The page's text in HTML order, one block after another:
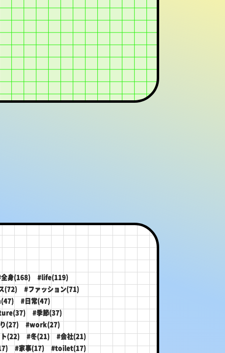
身(168)
#life(119)
(72)
#ファッション(71)
#日常(47)
#季節(37)
(27)
#work(27)
(22) #冬(21)
#会社(21)
#家事(17)
#toilet(17)